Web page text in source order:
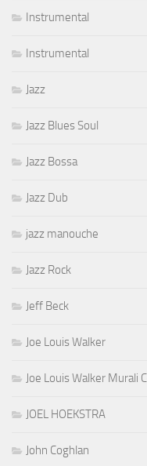
Instrumental
Instrumental
Jazz
Jazz Blues Soul
Jazz Bossa
Jazz Dub
jazz manouche
Jazz Rock
Jeff Beck
Joe Louis Walker
Joe Louis Walker Murali
JOEL HOEKSTRA
John Coghlan